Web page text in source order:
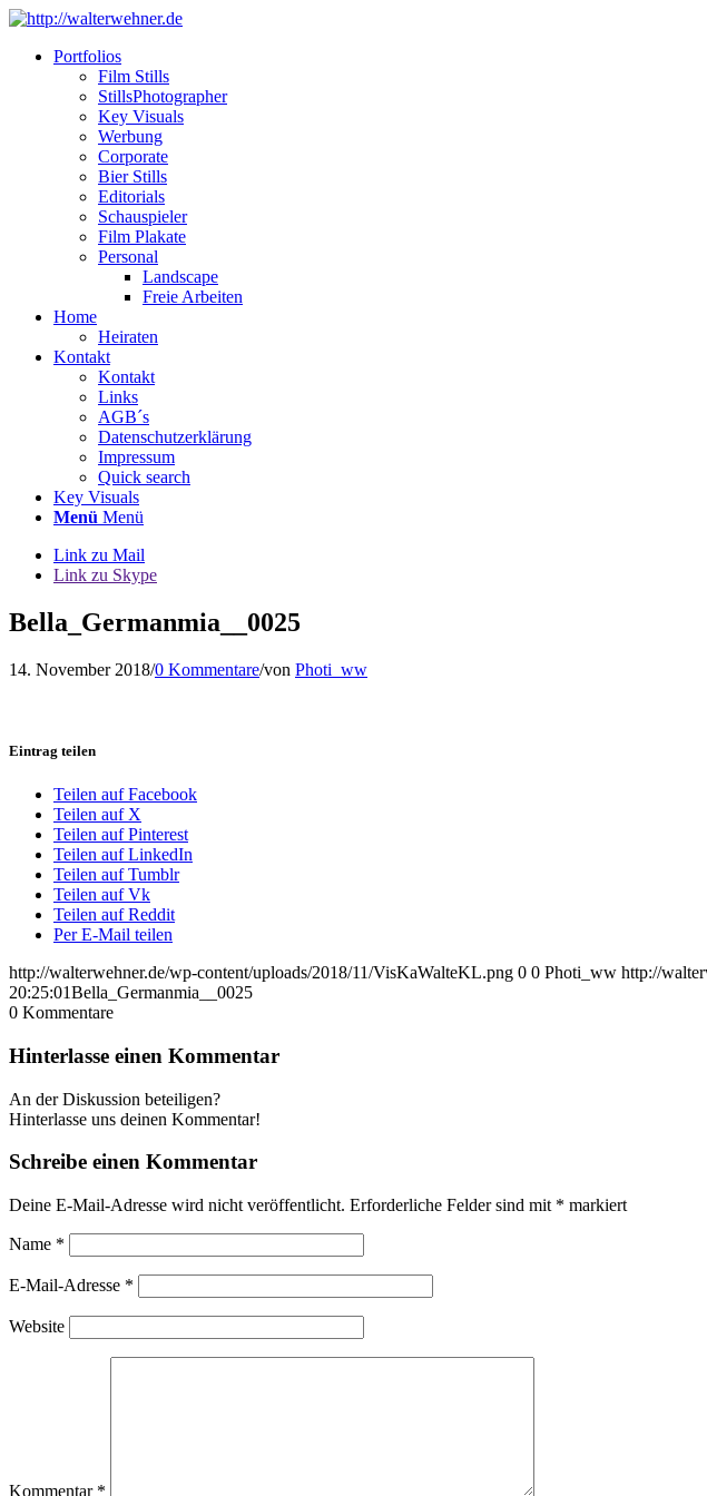
Portfolios
Film Stills
StillsPhotographer
Key Visuals
Werbung
Corporate
Bier Stills
Editorials
Schauspieler
Film Plakate
Personal
Landscape
Freie Arbeiten
Home
Heiraten
Kontakt
Kontakt
Links
AGB´s
Datenschutzerklärung
Impressum
Quick search
Key Visuals
Menü Menü
Link zu Mail
Link zu Skype
Bella_Germanmia__0025
14. November 2018/0 Kommentare/von Photi_ww
Eintrag teilen
Teilen auf Facebook
Teilen auf X
Teilen auf Pinterest
Teilen auf LinkedIn
Teilen auf Tumblr
Teilen auf Vk
Teilen auf Reddit
Per E-Mail teilen
http://walterwehner.de/wp-content/uploads/2018/11/VisKaWalteKL.png 0 0 Photi_ww http://
20:25:01Bella_Germanmia__0025
0 Kommentare
Hinterlasse einen Kommentar
An der Diskussion beteiligen?
Hinterlasse uns deinen Kommentar!
Schreibe einen Kommentar
Deine E-Mail-Adresse wird nicht veröffentlicht. Erforderliche Felder sind mit * markiert
Name *
E-Mail-Adresse *
Website
Kommentar *